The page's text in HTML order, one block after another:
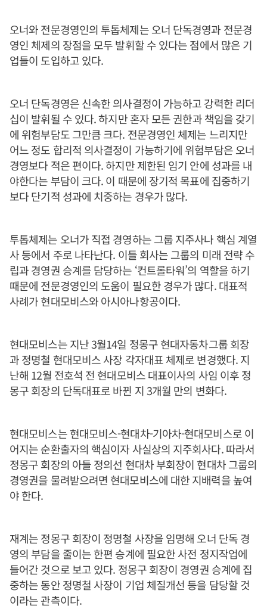
오너와 전문경영인의 투톱체제는 오너 단독경영과 전문경
영인 체제의 장점을 모두 발휘할 수 있다는 점에서 많은 기
업들이 도입하고 있다.
오너 단독경영은 신속한 의사결정이 가능하고 강력한 리더
십이 발휘될 수 있다. 하지만 혼자 모든 권한과 책임을 갖기
에 위험부담도 그만큼 크다. 전문경영인 체제는 느리지만
어느 정도 합리적 의사결정이 가능하기에 위험부담은 오너
경영보다 적은 편이다. 하지만 제한된 임기 안에 성과를 내
야한다는 부담이 크다. 이 때문에 장기적 목표에 집중하기
보다 단기적 성과에 치중하는 경우가 많다.
투톱체제는 오너가 직접 경영하는 그룹 지주사나 핵심 계열
사 등에서 주로 나타난다. 이들 회사는 그룹의 미래 전략 수
립과 경영권 승계를 담당하는 ‘컨트롤타워’의 역할을 하기
때문에 전문경영인의 도움이 필요한 경우가 많다. 대표적
사례가 현대모비스와 아시아나항공이다.
현대모비스는 지난 3월14일 정몽구 현대자동차그룹 회장
과 정명철 현대모비스 사장 각자대표 체제로 변경했다. 지
난해 12월 전호석 전 현대모비스 대표이사의 사임 이후 정
몽구 회장의 단독대표로 바뀐 지 3개월 만의 변화다.
현대모비스는 현대모비스-현대차-기아차-현대모비스로 이
어지는 순환출자의 핵심이자 사실상의 지주회사다. 따라서
정몽구 회장의 아들 정의선 현대차 부회장이 현대차 그룹의
경영권을 물려받으려면 현대모비스에 대한 지배력을 높여
야 한다.
재계는 정몽구 회장이 정명철 사장을 임명해 오너 단독 경
영의 부담을 줄이는 한편 승계에 필요한 사전 정지작업에
들어간 것으로 보고 있다. 정몽구 회장이 경영권 승계에 집
중하는 동안 정명철 사장이 기업 체질개선 등을 담당할 것
이라는 관측이다.